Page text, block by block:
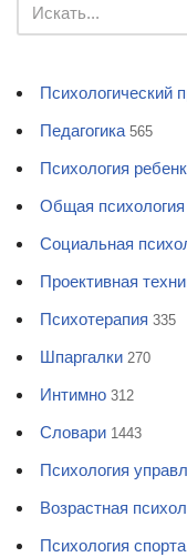
Психологический
Педагогика 565
Психология
Общая психология
Социальная
Проективная
Психотерапия 335
Шпаргалки 270
Интимно 312
Словари 1443
Психология
Возрастная
Психология спорта